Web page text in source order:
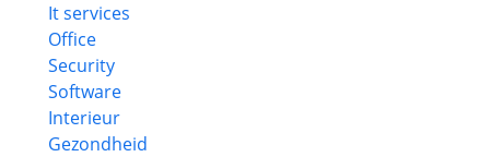
It services
Office
Security
Software
Interieur
Gezondheid